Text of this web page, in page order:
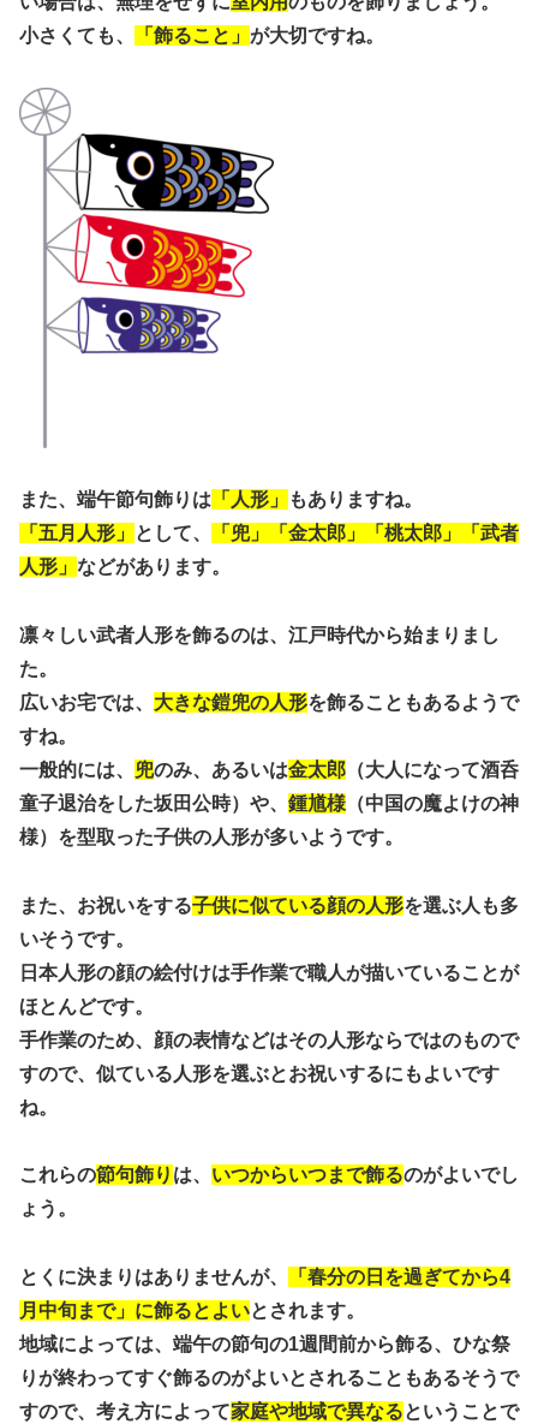
小さくても、
「飾ること」 が大切ですね。
また、端午節句飾りは 「人形」
もありますね。
「五月人形」
として、
「兜」「金太郎」「桃太郎」「武者
人形」 などがあります。
凛々しい武者人形を飾るのは、江戸時代から始まりまし
た。
広いお宅では、 大きな鎧兜の人形を飾ることもあるようで
すね。
一般的には、
兜のみ、あるいは金太郎 （大人になって酒呑
童子退治をした坂田公時）や、 鍾馗様 （中国の魔よけの神
様）を型取った子供の人形が多いようです。
また、お祝いをする子供に似ている顔の人形を選ぶ人も多
いそうです。
日本人形の顔の絵付けは手作業で職人が描いていることが
ほとんどです。
手作業のため、顔の表情などはその人形ならではのもので
すので、似ている人形を選ぶとお祝いするにもよいです
ね。
これらの節句飾り は、 いつからいつまで飾るのがよいでし
ょう。
とくに決まりはありませんが、
「春分の日を過ぎてから4
月中旬まで」に飾るとよいとされます。
地域によっては、端午の節句の1週間前から飾る、ひな祭
りが終わってすぐ飾るのがよいとされることもあるそうで
すので、考え方によって家庭や地域で異なるということで